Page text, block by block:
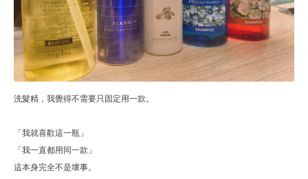
洗髮精，我覺得不需要只固定用一款。
「我就喜歡這一瓶」
「我一直都用同一款」
這本身完全不是壞事。